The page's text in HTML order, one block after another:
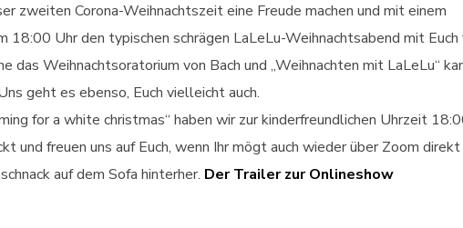
zweiten Corona-Weihnachtszeit eine Freude machen und mit einem
Uhr den typischen schrägen LaLeLu-Weihnachtsabend mit Euch
das Weihnachtsoratorium von Bach und „Weihnachten mit LaLeLu“
geht es ebenso, Euch vielleicht auch.
for a white christmas“ haben wir zur kinderfreundlichen Uhrzeit
und freuen uns auf Euch, wenn Ihr mögt auch wieder über Zoom
auf dem Sofa hinterher. Der Trailer zur Onlineshow